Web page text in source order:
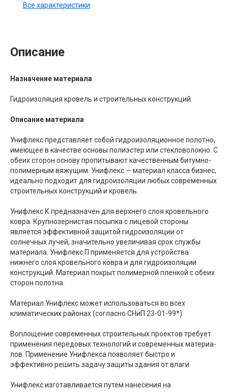
Все характеристики
Описание
Назначение материала
Гидроизоляция кровель и строительных конструкций.
Описание материала
Унифлекс представляет собой гидроизоляционное полотно,
имеющее в качестве основы полиэстер или стекловолокно. С
обеих сторон основу пропитывают качественным битумно-
полимерным вяжущим. Унифлекс — материал класса бизнес,
идеально подходит для гидроизоляции любых современных
строительных конструкций и кровель.
Унифлекс К предназначен для верхнего слоя кровельного
ковра. Крупнозернистая посыпка с лицевой стороны
является эффективной защитой гидроизоляции от
солнечных лучей, значительно увеличивая срок службы
материала. Унифлекс П применяется для устройства
нижнего слоя кровельного ковра и для гидроизоляции
конструкций. Материал покрыт полимерной пленкой с обеих
сторон полотна.
Материал Унифлекс может использоваться во всех
климатических районах (согласно СНиП 23-01-99*).
Воплощение современных строительных проектов требует
применения передовых технологий и современных материа­
лов. Применение Унифлекса позволяет быстро и
эффективно решить задачу защиты здания от влаги.
Унифлекс изготавливается путем нанесения на